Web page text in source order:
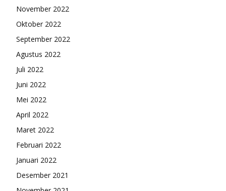
November 2022
Oktober 2022
September 2022
Agustus 2022
Juli 2022
Juni 2022
Mei 2022
April 2022
Maret 2022
Februari 2022
Januari 2022
Desember 2021